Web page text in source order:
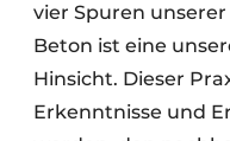
vier Spuren
Beton ist eine
Hinsicht. Dieser
Erkenntnisse und